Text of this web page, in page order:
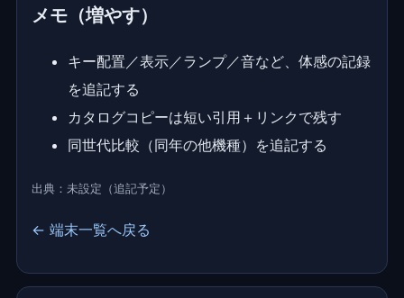
メモ（増やす）
キー配置／表示／ランプ／音など、体感の記録
を追記する
カタログコピーは短い引用＋リンクで残す
同世代比較（同年の他機種）を追記する
出典：未設定（追記予定）
← 端末一覧へ戻る